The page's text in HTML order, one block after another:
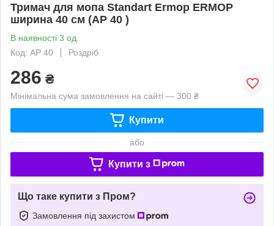
Тримач для мопа Standart Ermop ERMOP
ширина 40 см (AP 40 )
В наявності 3 од.
Код: AP 40
Роздріб
286 ₴
Мінімальна сума замовлення на сайті — 300 ₴
Купити
або
Купити з
Що таке купити з Пром?
Замовлення під захистом